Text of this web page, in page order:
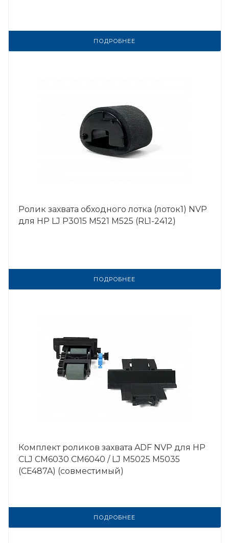
ПОДРОБНЕЕ
Ролик захвата обходного лотка (лоток1) NVP
для HP LJ P3015 M521 M525 (RL1-2412)
ПОДРОБНЕЕ
Комплект роликов захвата ADF NVP для HP
CLJ CM6030 CM6040 / LJ M5025 M5035
(CE487A) (совместимый)
ПОДРОБНЕЕ